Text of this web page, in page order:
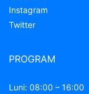
Instagram
Twitter
PROGRAM
Luni: 08:00 – 16:00